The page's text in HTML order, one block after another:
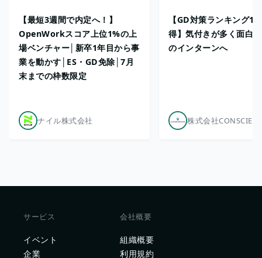
【最短3週間で内定へ！】
OpenWorkスコア上位1%の上
場ベンチャー│新卒1年目から事
業を動かす│ES・GD免除│7月
末までの枠数限定
ナイル株式会社
【GD対策ランキング1
得】気付きが多く面白
のインターンへ
株式会社
サービス
イベント
企業
会社概要
組織概要
利用規約